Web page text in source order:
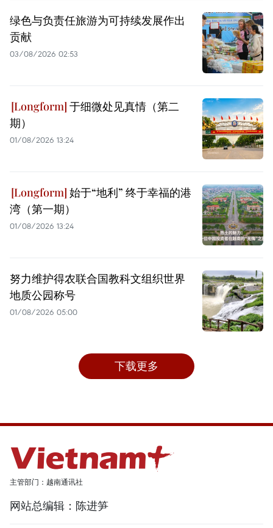
绿色与负责任旅游为可持续发展作出
贡献
03/08/2026 02:53
于细微处见真情（第二
期）
01/08/2026 13:24
始于“地利” 终于幸福的港
湾（第一期）
01/08/2026 13:24
努力维护得农联合国教科文组织世界
地质公园称号
01/08/2026 05:00
下载更多
主管部门：越南通讯社
网站总编辑：陈进笋